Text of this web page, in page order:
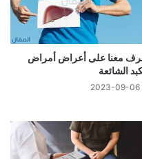
معنا على أعراض أمراض
الشائعة
2023-09-06